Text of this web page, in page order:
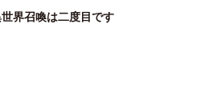
界召喚は二度目です